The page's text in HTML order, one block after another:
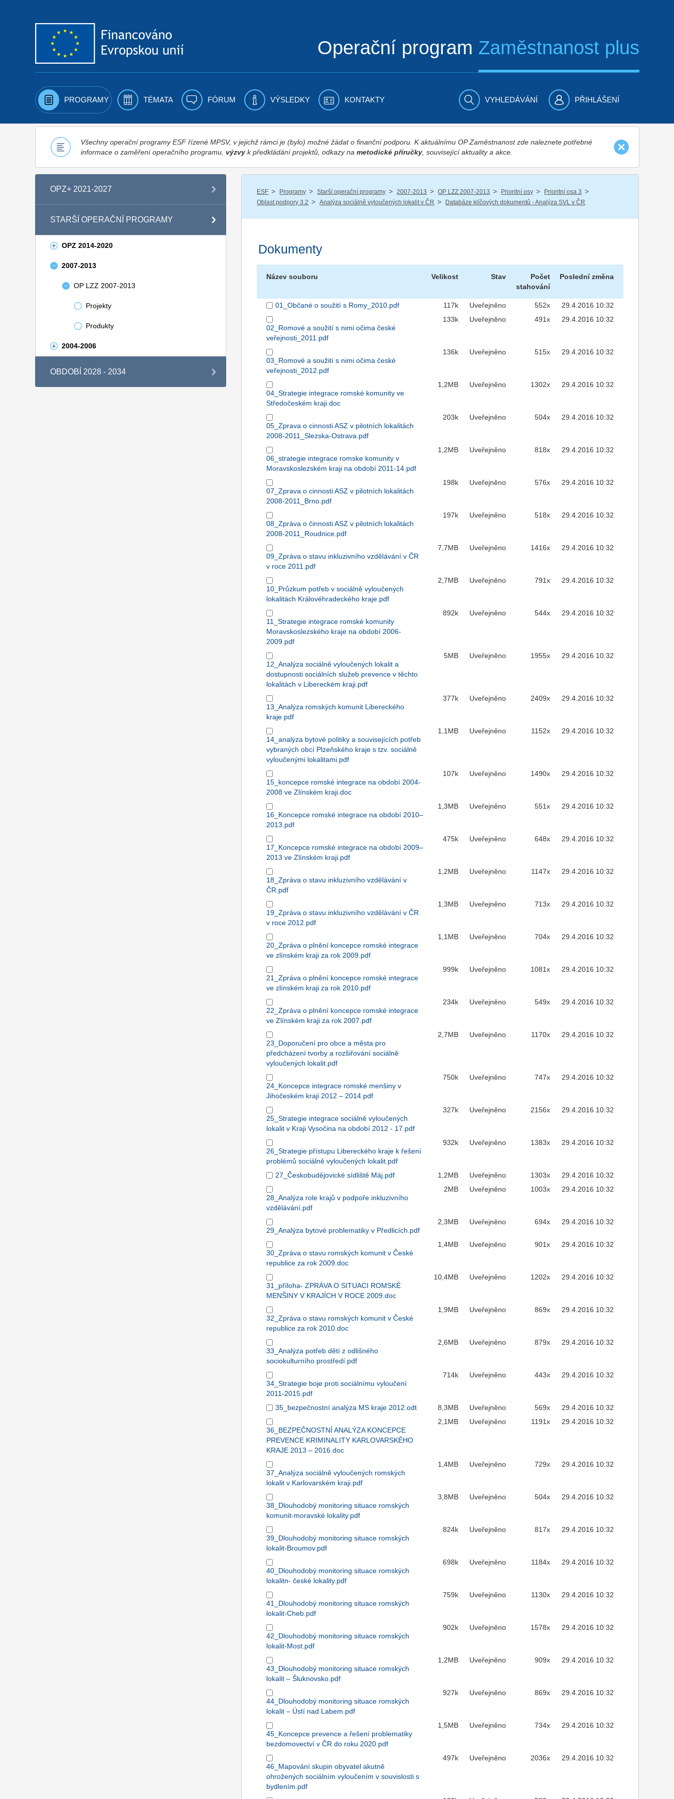
Operační program Zaměstnanost plus
PROGRAMY TÉMATA FÓRUM VÝSLEDKY KONTAKTY VYHLEDÁVÁNÍ PŘIHLÁŠENÍ
Všechny operační programy ESF řízené MPSV, v jejichž rámci je (bylo) možné žádat o finanční podporu. K aktuálnímu OP Zaměstnanost zde naleznete potřebné
informace o zaměření operačního programu, výzvyk předkládání projektů, odkazy na metodické příručky, související aktuality a akce.
OPZ+ 2021-2027
STARŠÍ OPERAČNÍ PROGRAMY
OPZ 2014-2020
2007-2013
OP LZZ 2007-2013
Projekty
Produkty
2004-2006
OBDOBÍ 2028 - 2034
ESF / Programy / Starší operační programy / 2007-2013 / OP LZZ 2007-2013 / Prioritní osy / Prioritní osa 3 /
Oblast podpory 3.2 / Analýza sociálně vyloučených lokalit v ČR / Databáze klíčových dokumentů - Analýza SVL v ČR
Dokumenty
Název souboru Velikost Stav
Počet
stahování
Poslední změna
01_Občané o soužití s Romy_2010.pdf 117k Uveřejněno 552x 29.4.2016 10:32
02_Romové a soužití s nimi očima české
veřejnosti_2011.pdf
133k Uveřejněno 491x 29.4.2016 10:32
03_Romové a soužití s nimi očima české
veřejnosti_2012.pdf
136k Uveřejněno 515x 29.4.2016 10:32
04_Strategie integrace romské komunity ve
Středočeském kraji.doc
1,2MB Uveřejněno 1302x 29.4.2016 10:32
05_Zprava o cinnosti ASZ v pilotních lokalitách
2008-2011_Slezska-Ostrava.pdf
203k Uveřejněno 504x 29.4.2016 10:32
06_strategie integrace romske komunity v
Moravskoslezském kraji na období 2011-14.pdf
1,2MB Uveřejněno 818x 29.4.2016 10:32
07_Zprava o cinnosti ASZ v pilotních lokalitách
2008-2011_Brno.pdf
198k Uveřejněno 576x 29.4.2016 10:32
08_Zpráva o činnosti ASZ v pilotních lokalitách
2008-2011_Roudnice.pdf
197k Uveřejněno 518x 29.4.2016 10:32
09_Zpráva o stavu inkluzivního vzdělávání v ČR
v roce 2011.pdf
7,7MB Uveřejněno 1416x 29.4.2016 10:32
10_Průzkum potřeb v sociálně vyloučených
lokalitách Královéhradeckého kraje.pdf
2,7MB Uveřejněno 791x 29.4.2016 10:32
11_Strategie integrace romské komunity
Moravskoslezského kraje na období 2006-
2009.pdf
892k Uveřejněno 544x 29.4.2016 10:32
12_Analýza sociálně vyloučených lokalit a
dostupnosti sociálních služeb prevence v těchto
lokalitách v Libereckém kraji.pdf
5MB Uveřejněno 1955x 29.4.2016 10:32
13_Analýza romských komunit Libereckého
kraje.pdf
377k Uveřejněno 2409x 29.4.2016 10:32
14_analýza bytové politiky a souvisejících potřeb
vybraných obcí Plzeňského kraje s tzv. sociálně
vyloučenými lokalitami.pdf
1,1MB Uveřejněno 1152x 29.4.2016 10:32
15_koncepce romské integrace na období 2004-
2008 ve Zlínském kraji.doc
107k Uveřejněno 1490x 29.4.2016 10:32
16_Koncepce romské integrace na období 2010–
2013.pdf
1,3MB Uveřejněno 551x 29.4.2016 10:32
17_Koncepce romské integrace na období 2009–
2013 ve Zlínském kraji.pdf
475k Uveřejněno 648x 29.4.2016 10:32
18_Zpráva o stavu inkluzivního vzdělávání v
ČR.pdf
1,2MB Uveřejněno 1147x 29.4.2016 10:32
19_Zpráva o stavu inkluzivního vzdělávání v ČR
v roce 2012.pdf
1,3MB Uveřejněno 713x 29.4.2016 10:32
20_Zpráva o plnění koncepce romské integrace
ve zlínském kraji za rok 2009.pdf
1,1MB Uveřejněno 704x 29.4.2016 10:32
21_Zpráva o plnění koncepce romské integrace
ve zlínském kraji za rok 2010.pdf
999k Uveřejněno 1081x 29.4.2016 10:32
22_Zpráva o plnění koncepce romské integrace
ve Zlínském kraji za rok 2007.pdf
234k Uveřejněno 549x 29.4.2016 10:32
23_Doporučení pro obce a města pro
předcházení tvorby a rozšiřování sociálně
vyloučených lokalit.pdf
2,7MB Uveřejněno 1170x 29.4.2016 10:32
24_Koncepce integrace romské menšiny v
Jihočeském kraji 2012 – 2014.pdf
750k Uveřejněno 747x 29.4.2016 10:32
25_Strategie integrace sociálně vyloučených
lokalit v Kraji Vysočina na období 2012 - 17.pdf
327k Uveřejněno 2156x 29.4.2016 10:32
26_Strategie přístupu Libereckého kraje k řešení
problémů sociálně vyloučených lokalit.pdf
932k Uveřejněno 1383x 29.4.2016 10:32
27_Českobudějovické sídliště Máj.pdf 1,2MB Uveřejněno 1303x 29.4.2016 10:32
28_Analýza role krajů v podpoře inkluzivního
vzdělávání.pdf
2MB Uveřejněno 1003x 29.4.2016 10:32
29_Analýza bytové problematiky v Předlicích.pdf
2,3MB Uveřejněno 694x 29.4.2016 10:32
30_Zpráva o stavu romských komunit v České
republice za rok 2009.doc
1,4MB Uveřejněno 901x 29.4.2016 10:32
31_příloha- ZPRÁVA O SITUACI ROMSKÉ
MENŠINY V KRAJÍCH V ROCE 2009.doc
10,4MB Uveřejněno 1202x 29.4.2016 10:32
32_Zpráva o stavu romských komunit v České
republice za rok 2010.doc
1,9MB Uveřejněno 869x 29.4.2016 10:32
33_Analýza potřeb dětí z odlišného
sociokulturního prostředí.pdf
2,6MB Uveřejněno 879x 29.4.2016 10:32
34_Strategie boje proti sociálnímu vyloučení
2011-2015.pdf
714k Uveřejněno 443x 29.4.2016 10:32
35_bezpečnostní analýza MS kraje 2012.odt 8,3MB Uveřejněno 569x 29.4.2016 10:32
36_BEZPEČNOSTNÍ ANALÝZA KONCEPCE
PREVENCE KRIMINALITY KARLOVARSKÉHO
KRAJE 2013 – 2016.doc
2,1MB Uveřejněno 1191x 29.4.2016 10:32
37_Analýza sociálně vyloučených romských
lokalit v Karlovarském kraji.pdf
1,4MB Uveřejněno 729x 29.4.2016 10:32
38_Dlouhodobý monitoring situace romských
komunit-moravské lokality.pdf
3,8MB Uveřejněno 504x 29.4.2016 10:32
39_Dlouhodobý monitoring situace romských
lokalit-Broumov.pdf
824k Uveřejněno 817x 29.4.2016 10:32
40_Dlouhodobý monitoring situace romských
lokalitn- české lokality.pdf
698k Uveřejněno 1184x 29.4.2016 10:32
41_Dlouhodobý monitoring situace romských
lokalit-Cheb.pdf
759k Uveřejněno 1130x 29.4.2016 10:32
42_Dlouhodobý monitoring situace romských
lokalit-Most.pdf
902k Uveřejněno 1578x 29.4.2016 10:32
43_Dlouhodobý monitoring situace romských
lokalit – Šluknovsko.pdf
1,2MB Uveřejněno 909x 29.4.2016 10:32
44_Dlouhodobý monitoring situace romských
lokalit – Ústí nad Labem.pdf
927k Uveřejněno 869x 29.4.2016 10:32
45_Koncepce prevence a řešení problematiky
bezdomovectví v ČR do roku 2020.pdf
1,5MB Uveřejněno 734x 29.4.2016 10:32
46_Mapování skupin obyvatel akutně
ohrožených sociálním vyloučením v souvislosti s
bydlením.pdf
497k Uveřejněno 2036x 29.4.2016 10:32